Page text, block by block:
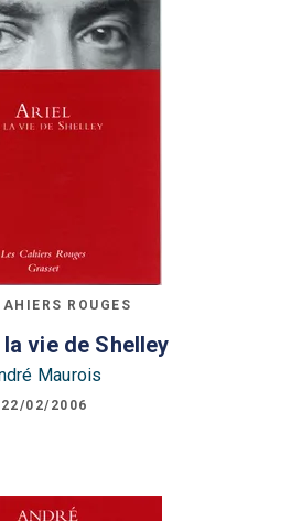
ROUGES
vie de Shelley
Maurois
22/02/2006